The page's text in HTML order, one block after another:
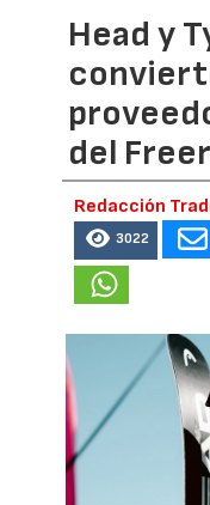
Head y
del
Redacción
3022